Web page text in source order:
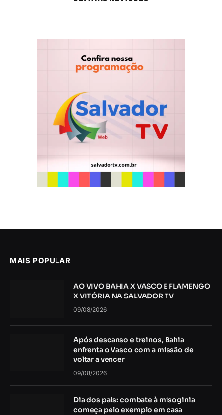
MAIS POPULAR
AO VIVO BAHIA X VASCO E FLAMENGO
X VITÓRIA NA SALVADOR TV
09/08/2026
Após descanso e treinos, Bahia
enfrenta o Vasco com a missão de
voltar a vencer
09/08/2026
Dia dos pais: combate à misoginia
começa pelo exemplo em casa